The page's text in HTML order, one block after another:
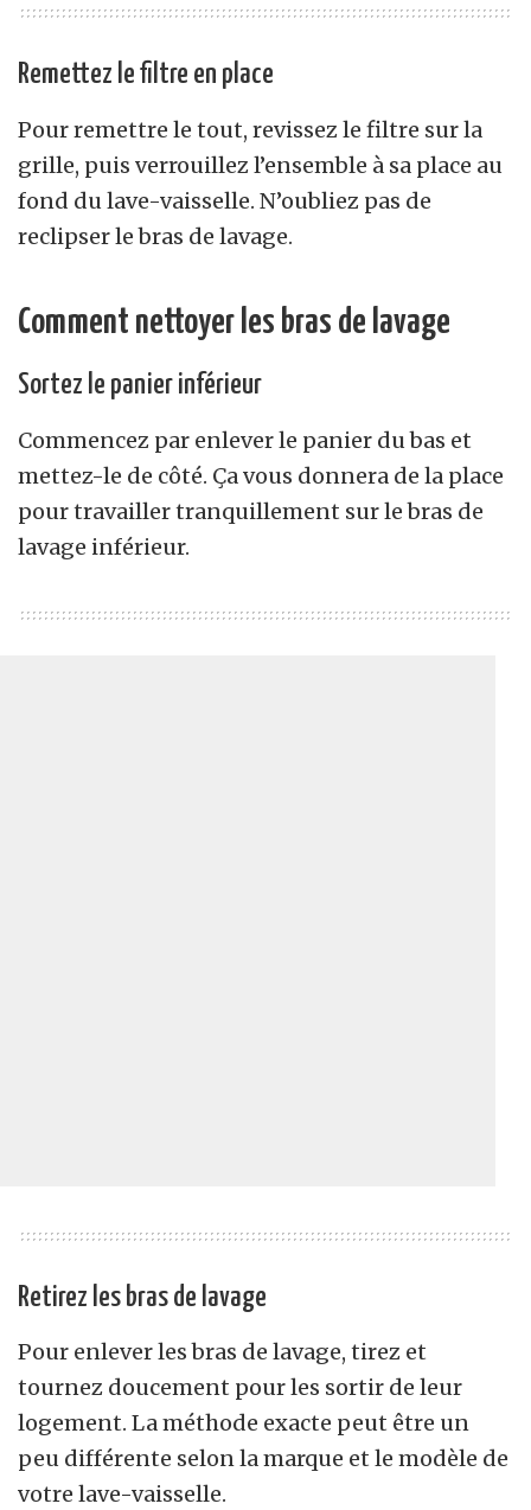
Remettez le filtre en place
Pour remettre le tout, revissez le filtre sur la
grille, puis verrouillez l’ensemble à sa place au
fond du lave-vaisselle. N’oubliez pas de
reclipser le bras de lavage.
Comment nettoyer les bras de lavage
Sortez le panier inférieur
Commencez par enlever le panier du bas et
mettez-le de côté. Ça vous donnera de la place
pour travailler tranquillement sur le bras de
lavage inférieur.
Retirez les bras de lavage
Pour enlever les bras de lavage, tirez et
tournez doucement pour les sortir de leur
logement. La méthode exacte peut être un
peu différente selon la marque et le modèle de
votre lave-vaisselle.